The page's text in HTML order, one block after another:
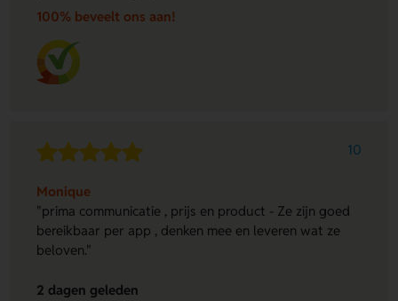
100% beveelt ons aan!
10
Monique
"prima communicatie , prijs en product - Ze zijn goed
bereikbaar per app , denken mee en leveren wat ze
beloven."
2 dagen geleden